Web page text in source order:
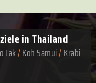
in Thailand
Lak/Koh Samui/Krabi